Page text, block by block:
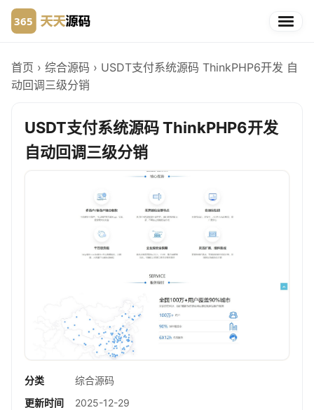
首页 › 综合源码 › USDT支付系统源码 ThinkPHP6开发 自
动回调三级分销
USDT支付系统源码 ThinkPHP6开发
自动回调三级分销
分类
综合源码
更新时间
2025-12-29